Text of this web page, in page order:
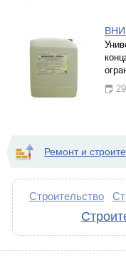
Ремонт и
Строительство